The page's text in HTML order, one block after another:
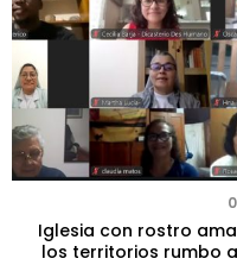
Iglesia con rostro
los territorios rumbo